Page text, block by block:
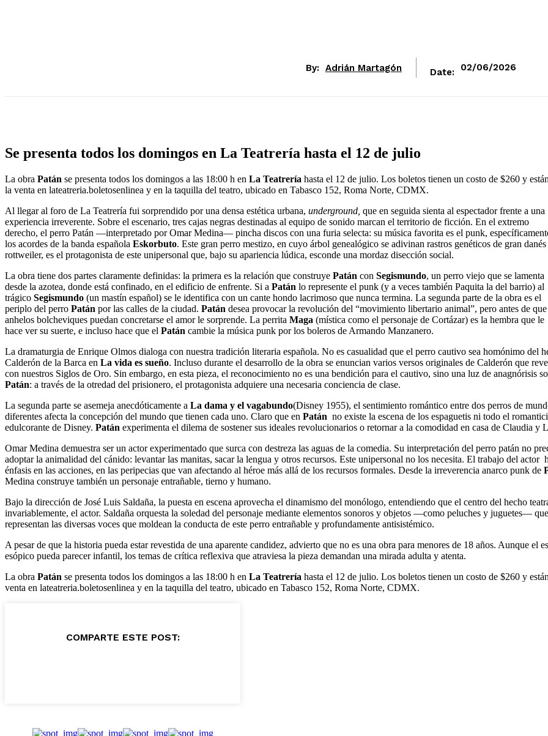
By: Adrián Martagón Date: 02/06/2026
Se presenta todos los domingos en La Teatrería hasta el 12 de julio
La obra Patán se presenta todos los domingos a las 18:00 h en La Teatrería hasta el 12 de julio. Los boletos tienen un costo de $260 y
la venta en lateatreria.boletosenlinea y en la taquilla del teatro, ubicado en Tabasco 152, Roma Norte, CDMX.
Al llegar al foro de La Teatrería fui sorprendido por una densa estética urbana, underground, que en seguida sienta al espectador frente a una
experiencia irreverente. Sobre el escenario, tres cajas negras destinadas al equipo de sonido marcan el territorio de ficción. En el extremo
derecho, el perro Patán —interpretado por Omar Medina— pincha discos con una furia selecta: su música favorita es el punk,
los acordes de la banda española Eskorbuto. Este gran perro mestizo, en cuyo árbol genealógico se adivinan rastros genéticos de gran
rottweiler, es el protagonista de este unipersonal que, bajo su apariencia lúdica, esconde una mordaz disección social.
La obra tiene dos partes claramente definidas: la primera es la relación que construye Patán con Segismundo, un perro viejo que se lamenta
desde la azotea, donde está confinado, en el edificio de enfrente. Si a Patán lo represente el punk (y a veces también Paquita la del barrio) al
trágico Segismundo (un mastín español) se le identifica con un cante hondo lacrimoso que nunca termina. La segunda parte de la obra es el
periplo del perro Patán por las calles de la ciudad. Patán desea provocar la revolución del “movimiento libertario animal”, pero antes de que
anhelos bolcheviques puedan concretarse el amor le sorprende. La perrita Maga (mística como el personaje de Cortázar) es la hembra que le
hace ver su suerte, e incluso hace que el Patán cambie la música punk por los boleros de Armando Manzanero.
La dramaturgia de Enrique Olmos dialoga con nuestra tradición literaria española. No es casualidad que el perro cautivo sea homónimo del
Calderón de la Barca en La vida es sueño. Incluso durante el desarrollo de la obra se enuncian varios versos originales de Calderón que
con nuestros Siglos de Oro. Sin embargo, en esta pieza, el reconocimiento no es una bendición para el cautivo, sino una luz de anagnórisis
Patán: a través de la otredad del prisionero, el protagonista adquiere una necesaria conciencia de clase.
La segunda parte se asemeja anecdóticamente a La dama y el vagabundo(Disney 1955), el sentimiento romántico entre dos perros de
diferentes afecta la concepción del mundo que tienen cada uno. Claro que en Patán no existe la escena de los espaguetis ni todo el
edulcorante de Disney. Patán experimenta el dilema de sostener sus ideales revolucionarios o retornar a la comodidad en casa de Claudia y
Omar Medina demuestra ser un actor experimentado que surca con destreza las aguas de la comedia. Su interpretación del perro patán no
adoptar la animalidad del cánido: levantar las manitas, sacar la lengua y otros recursos. Este unipersonal no los necesita. El trabajo del actor
énfasis en las acciones, en las peripecias que van afectando al héroe más allá de los recursos formales. Desde la irreverencia anarco punk de
Medina construye también un personaje entrañable, tierno y humano.
Bajo la dirección de José Luis Saldaña, la puesta en escena aprovecha el dinamismo del monólogo, entendiendo que el centro del hecho
invariablemente, el actor. Saldaña orquesta la soledad del personaje mediante elementos sonoros y objetos —como peluches y juguetes— que
representan las diversas voces que moldean la conducta de este perro entrañable y profundamente antisistémico.
A pesar de que la historia pueda estar revestida de una aparente candidez, advierto que no es una obra para menores de 18 años. Aunque el
esópico pueda parecer infantil, los temas de crítica reflexiva que atraviesa la pieza demandan una mirada adulta y atenta.
La obra Patán se presenta todos los domingos a las 18:00 h en La Teatrería hasta el 12 de julio. Los boletos tienen un costo de $260 y
venta en lateatreria.boletosenlinea y en la taquilla del teatro, ubicado en Tabasco 152, Roma Norte, CDMX.
COMPARTE ESTE POST: